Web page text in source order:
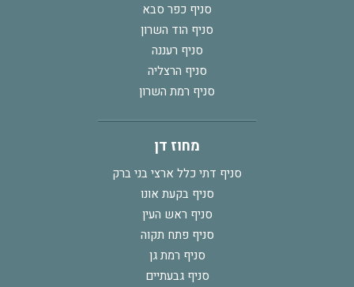
סניף כפר סבא
סניף הוד השרון
סניף רעננה
סניף הרצליה
סניף רמת השרון
מחוז דן
סניף דתי כלל ארצי בני ברק
סניף בקעת אונו
סניף ראש העין
סניף פתח תקוה
סניף רמת גן
סניף גבעתיים